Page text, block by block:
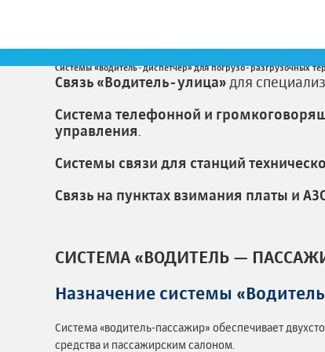
Системы «водитель-диспетчер»для погрузо-разгрузочных
Связь «Водитель-улица» для
Система телефонной и
управления
Системы связи для станций
Связь на пунктах взимания платы и
СИСТЕМА «ВОДИТЕЛЬ —
Назначение системы
Система «водитель-пассажир» обеспечивает
средства и пассажирским салоном.